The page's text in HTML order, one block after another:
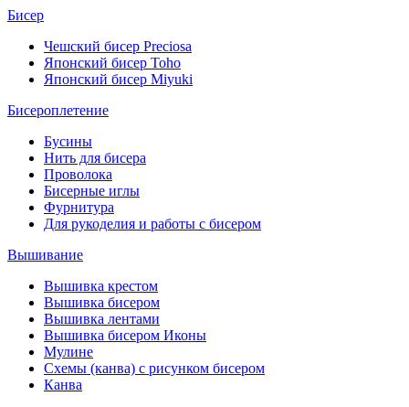
Бисер
Чешский бисер Preciosa
Японский бисер Toho
Японский бисер Miyuki
Бисероплетение
Бусины
Нить для бисера
Проволока
Бисерные иглы
Фурнитура
Для рукоделия и работы с бисером
Вышивание
Вышивка крестом
Вышивка бисером
Вышивка лентами
Вышивка бисером Иконы
Мулине
Схемы (канва) с рисунком бисером
Канва